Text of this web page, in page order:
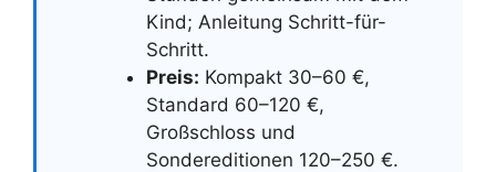
Kind; Anleitung Schritt-für-
Schritt.
Preis: Kompakt 30–60 €,
Standard 60–120 €,
Großschloss und
Sondereditionen 120–250 €.